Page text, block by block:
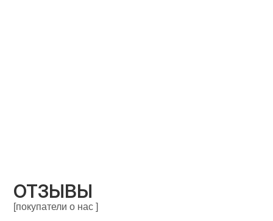
ОТЗЫВЫ
[покупатели о нас ]